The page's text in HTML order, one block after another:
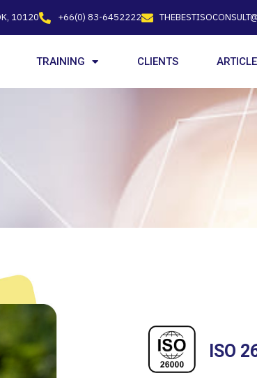
10120 +66(0) 83-6452222
TRAINING CLIENTS ARTICLE
ISO